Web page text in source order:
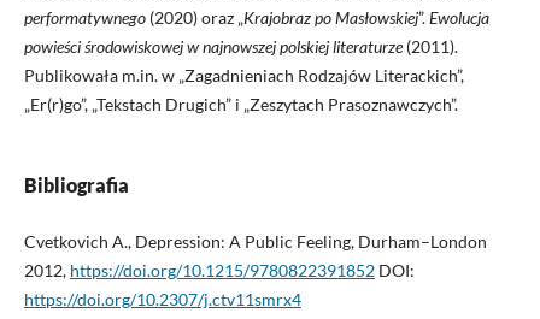
performatywnego(2020) oraz „Krajobraz po Masłowskiej”.Ewolucja
powieści środowiskowej w najnowszej polskiej literaturze(2011).
Publikowała m.in. w „Zagadnieniach Rodzajów Literackich”,
„Er(r)go”, „Tekstach Drugich” i „Zeszytach Prasoznawczych”.
Bibliografia
Cvetkovich A., Depression: A Public Feeling, Durham–London
2012, https://doi.org/10.1215/9780822391852DOI:
https://doi.org/10.2307/j.ctv11smrx4